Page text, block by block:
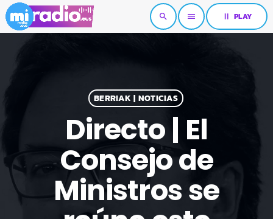
search menu pause PLAY
BERRIAK | NOTICIAS
Directo | El
Consejo de
Ministros se